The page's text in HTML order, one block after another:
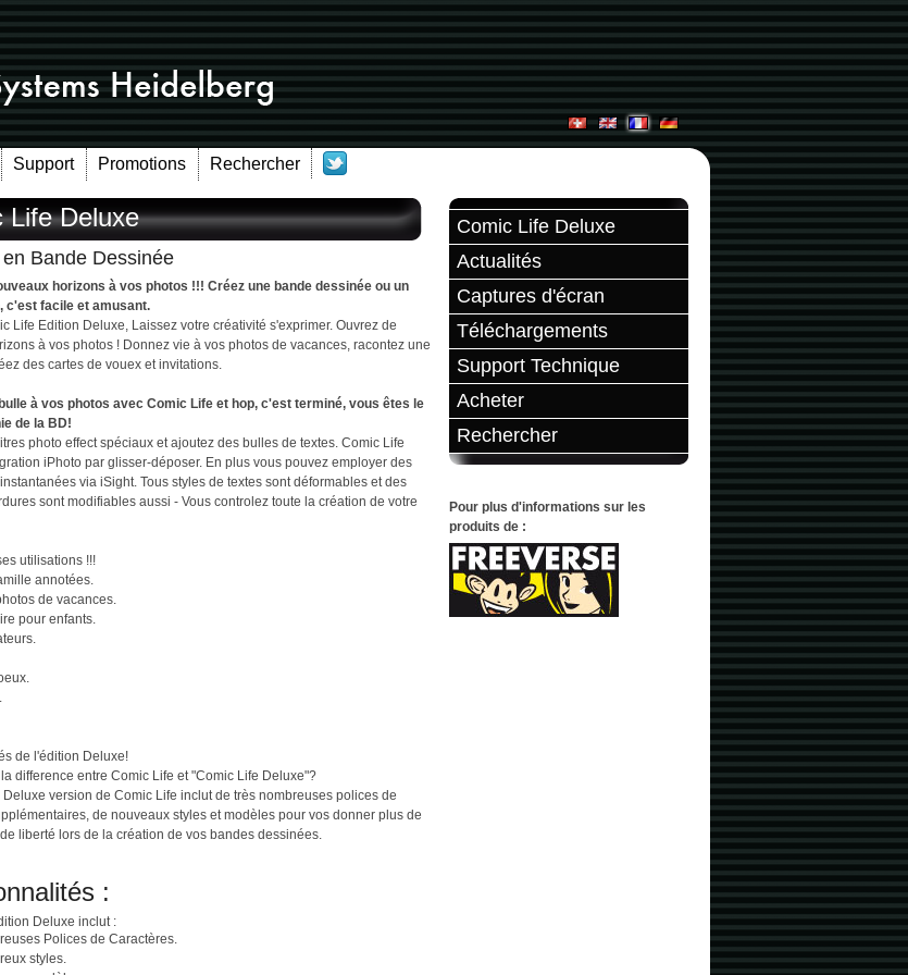
Support Promotions Rechercher
Comic Life Deluxe
Actualités
Captures d'écran
Téléchargements
Support Technique
Acheter
Rechercher
Pour plus d'informations sur les
produits de :
Life Deluxe
Bande Dessinée
horizons à vos photos !!! Créez une bande dessinée ou un
c'est facile et amusant.
Life Edition Deluxe, Laissez votre créativité s'exprimer. Ouvrez de
à vos photos ! Donnez vie à vos photos de vacances, racontez une
des cartes de vouex et invitations.
à vos photos avec Comic Life et hop, c'est terminé, vous êtes le
de la BD!
photo effect spéciaux et ajoutez des bulles de textes. Comic Life
iPhoto par glisser-déposer. En plus vous pouvez employer des
via iSight. Tous styles de textes sont déformables et des
sont modifiables aussi - Vous controlez toute la création de votre
utilisations !!!
annotées.
de vacances.
pour enfants.
de l'édition Deluxe!
difference entre Comic Life et "Comic Life Deluxe"?
Deluxe version de Comic Life inclut de très nombreuses polices de
de nouveaux styles et modèles pour vos donner plus de
liberté lors de la création de vos bandes dessinées.
:
Deluxe inclut :
Polices de Caractères.
styles.